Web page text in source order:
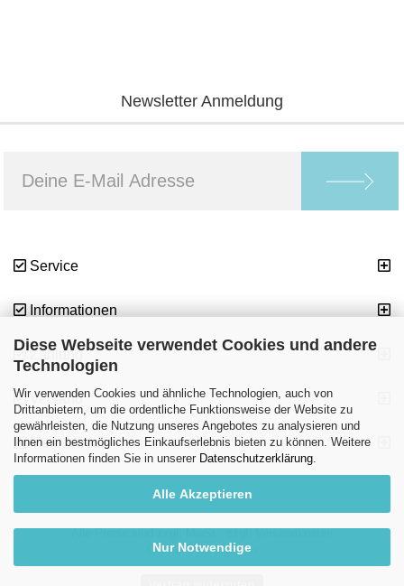
Diese Webseite verwendet Cookies und andere
Technologien
Wir verwenden Cookies und ähnliche Technologien, auch von
Drittanbietern, um die ordentliche Funktionsweise der Website zu
gewährleisten, die Nutzung unseres Angebotes zu analysieren und
Ihnen ein bestmögliches Einkaufserlebnis bieten zu können. Weitere
Informationen finden Sie in unserer Datenschutzerklärung
Alle Akzeptieren
Nur Notwendige
Newsletter Anmeldung
Service
Informationen
Zahlung
Versand
Mehr Über...
Cookie Einstellungen